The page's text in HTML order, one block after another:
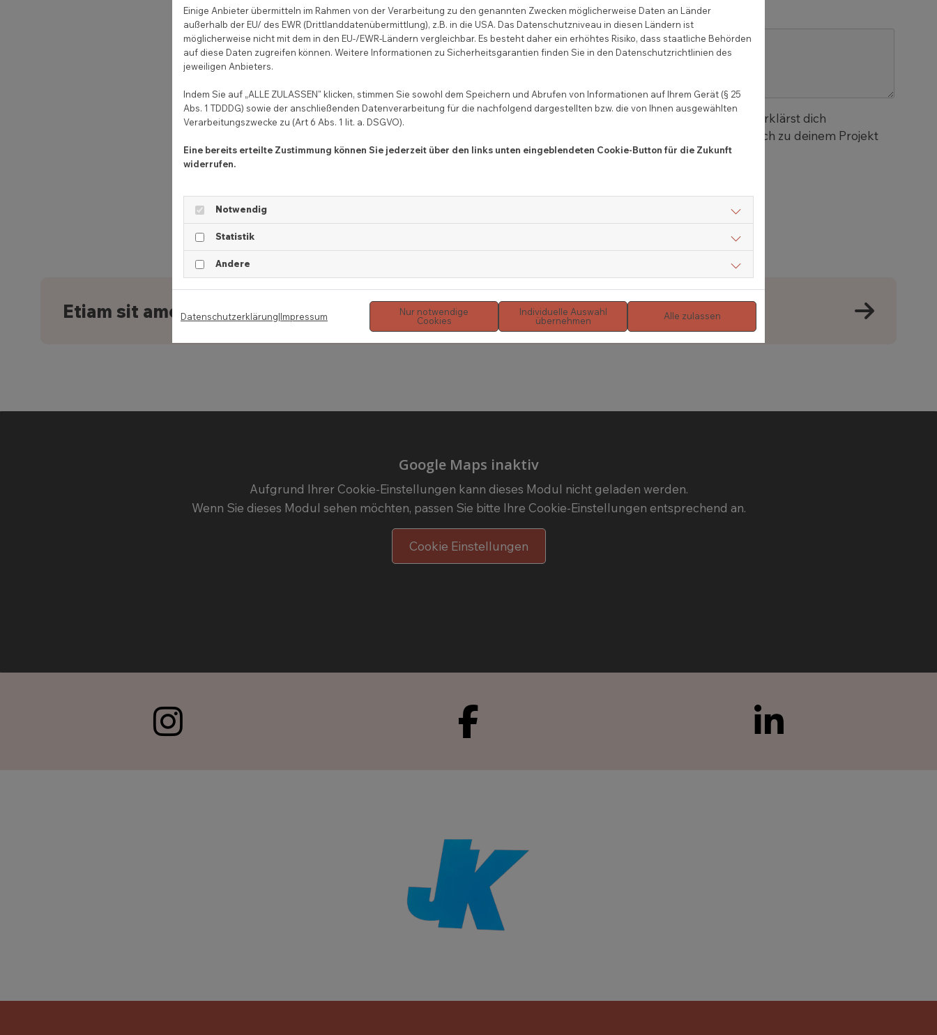
Anmerkungen und Wünsche
Per Klick auf „Absenden“, stimmst du der Datenschutzerklärung
zu und erklärst dich
einverstanden, dass COCO deine Informationen weitergibt, damit Profis dich zu deinem Projekt
kontaktieren können. *
Etiam sit amet orci eget eros faucibus tincidunt.
Google Maps inaktiv
Aufgrund Ihrer Cookie-Einstellungen kann dieses Modul nicht geladen werden.
Wenn Sie dieses Modul sehen möchten, passen Sie bitte Ihre Cookie-Einstellungen entsprechend an.
Cookie Einstellungen
Einige Anbieter übermitteln im Rahmen von der Verarbeitung zu den genannten Zwecken möglicherweise Daten an Länder
außerhalb der EU/ des EWR (Drittlanddatenübermittlung), z.B. in die USA. Das Datenschutzniveau in diesen Ländern ist
möglicherweise nicht mit dem in den EU-/EWR-Ländern vergleichbar. Es besteht daher ein erhöhtes Risiko, dass staatliche Behörden
auf diese Daten zugreifen können. Weitere Informationen zu Sicherheitsgarantien finden Sie in den Datenschutzrichtlinien des
jeweiligen Anbieters.
Indem Sie auf „ALLE ZULASSEN" klicken, stimmen Sie sowohl dem Speichern und Abrufen von Informationen auf Ihrem Gerät (§ 25
Abs. 1 TDDDG) sowie der anschließenden Datenverarbeitung für die nachfolgend dargestellten bzw. die von Ihnen ausgewählten
Verarbeitungszwecke zu (Art 6 Abs. 1 lit. a. DSGVO).
Eine bereits erteilte Zustimmung können Sie jederzeit über den links unten eingeblendeten Cookie-Button für die Zukunft
widerrufen.
Notwendig
Statistik
Andere
Datenschutzerklärung|Impressum
Nur notwendige
Cookies
Individuelle Auswahl
übernehmen
Alle zulassen